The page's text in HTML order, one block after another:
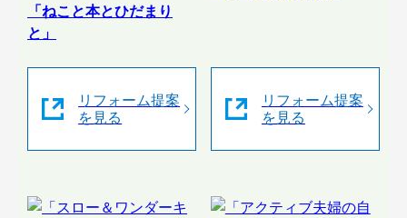
「ねこと本とひだまり
と」
リフォーム提案
を見る
リフォーム提案
を見る